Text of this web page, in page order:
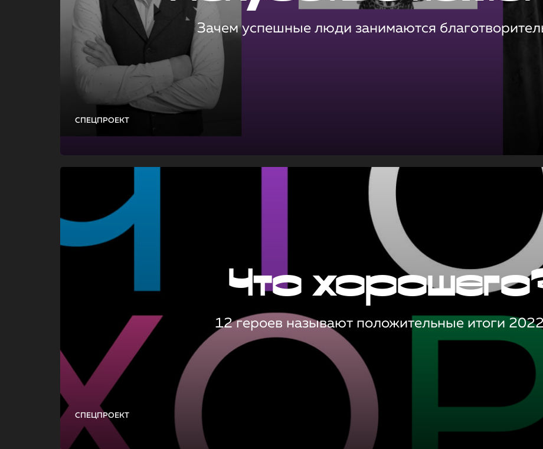
СПЕЦПРОЕКТ
Зачем успешные люди занимаются
СПЕЦПРОЕКТ
Что
12 героев называют положительные итоги